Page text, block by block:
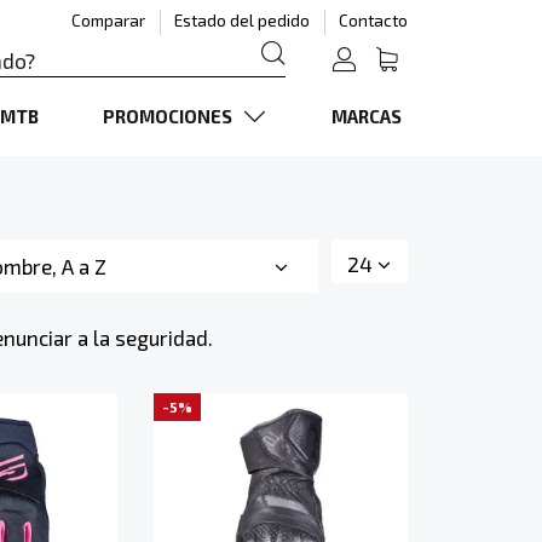
Comparar Estado del pedido Contacto
MTB PROMOCIONES MARCAS
a la seguridad.
A a Z 24
-5%